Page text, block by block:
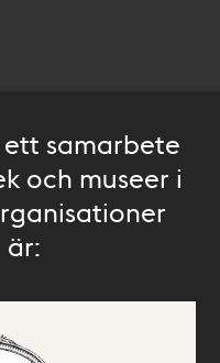
samarbete
och museer i
är: